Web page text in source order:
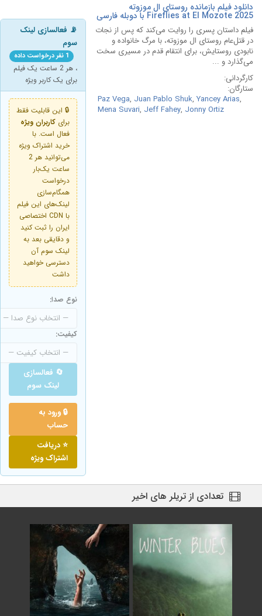
دانلود فیلم بازمانده روستای ال موزوته
Fireflies at El Mozote 2025 با دوبله فارسی
فیلم داستان پسری را روایت می‌کند که پس از نجات
در قتل‌عام روستای ال موزوته، با مرگ خانواده و
نابودی روستایش، برای انتقام قدم در مسیری سخت
می‌گذارد و ...
کارگردانی:
ستارگان:
Paz Vega ,Juan Pablo Shuk ,Yancey Arias
Mena Suvari ,Jeff Fahey ,Jonny Ortiz
📡 فعالسازی لینک
سوم
1 نفر درخواست داده
، هر 2 ساعت یک فیلم
برای یک کاربر ویژه
🔒 این قابلیت فقط
برای کاربران ویژه
فعال است. با
خرید اشتراک ویژه
می‌توانید هر 2
ساعت یک‌بار
درخواست
همگام‌سازی
لینک‌های این فیلم
با CDN اختصاصی
ایران را ثبت کنید
و دقایقی بعد به
لینک سوم آن
دسترسی خواهید
داشت
نوع صدا:
کیفیت:
🔄 فعالسازی
لینک سوم
🔒 ورود به
حساب
⭐ دریافت
اشتراک ویژه
تعدادی از تریلر های اخیر